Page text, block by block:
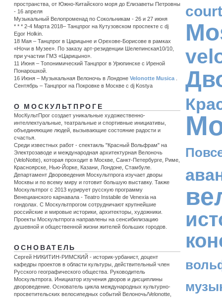
пространства, от Южно-Китайского моря до Елизаветы Петровны
- 16 апреля
Музыкальный Велопроменад по Сокольникам - 26 и 27 июня
* * * 2-4 Марта 2018– Танцпрог на Кутузовском проспекте с dj
Egor Holkin.
18 Мая – Танцпрог в Царицыне и Орехове-Борисове в рамках
«Ночи в Музее». По заказу арт-резиденции Шелепинская10/10,
при участии ГМЗ «Царицыно».
11 Июня – Топонимический Танцпрог в Урюпинске c Иреной
Понарошкой.
16 Июня – Музыкальная Велоночь в Лондоне Velonotte Musica
Сентябрь – Танцпрог на Покровке в Москве с dj Kostya
О МОСКУЛЬТПРОГЕ
МосКультПрог создает уникальные художественно-
интеллектуальные, театральные и спортивные инициативы,
объединяющие людей, вызывающие состояние радости и
счастья.
Среди известных работ - спектакль "Красный Вольфрам" на
Электрозаводе и международная архитектурная Велоночь
(VeloNotte), которая проходит в Москве, Санкт-Петербурге, Риме,
Красноярске, Нью-Йорке, Казани, Лондоне, Стамбуле.
Департамент Двороведения Москультпрога изучает дворы
Москвы и по всему миру и готовит большую выставку. Также
Москультпрог с 2013 курирует русскую программу
Венецианского карнавала - Teatro Instabile de Venexia на
гондолах. С Москультпрогом сотрудничают крупнейшие
российские и мировые историки, архитекторы, художники.
Проекты Москультпрога направлены на сенсибилизацию
душевной и общественной жизни жителей больших городов.
ОСНОВАТЕЛЬ
Сергей НИКИТИН-РИМСКИЙ - историк-урбанист, доцент
кафедры проектов в области культуры, действительный член
Русского географического общества. Руководитель
Москультпрога. Инициатор изучения дворов и дисциплины
двороведение. Основатель цикла международных культурно-
просветительских велосипедных событий Велоночь/Velonotte,